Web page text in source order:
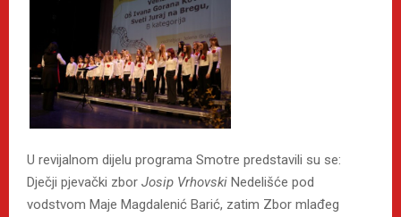
U revijalnom dijelu programa Smotre predstavili su se:
Dječji pjevački zbor Josip Vrhovski Nedelišće pod
vodstvom Maje Magdalenić Barić, zatim Zbor mlađeg